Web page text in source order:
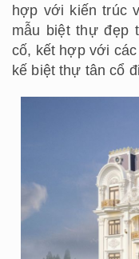
hợp với kiến trúc
mẫu biệt thự đẹp
cố, kết hợp với
kế biệt thự tân cổ